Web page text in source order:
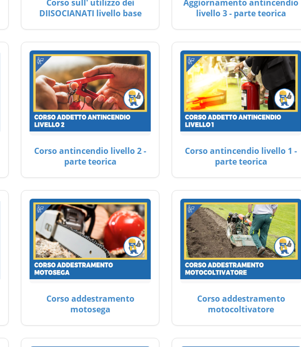
Corso sull' utilizzo dei
DIISOCIANATI livello base
Aggiornamento antincendio
livello 3 - parte teorica
Corso antincendio livello 2 -
parte teorica
Corso antincendio livello 1 -
parte teorica
Corso addestramento
motosega
Corso addestramento
motocoltivatore